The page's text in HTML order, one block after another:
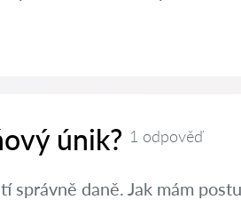
únik? 1 odpověď
daně. Jak mám